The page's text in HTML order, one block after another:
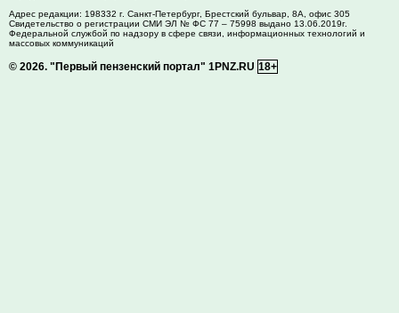
Адрес редакции: 198332 г. Санкт-Петербург, Брестский бульвар, 8А, офис 305
Свидетельство о регистрации СМИ ЭЛ № ФС 77 – 75998 выдано 13.06.2019г.
Федеральной службой по надзору в сфере связи, информационных технологий и
массовых коммуникаций
© 2026. "Первый пензенский портал" 1PNZ.RU 18+